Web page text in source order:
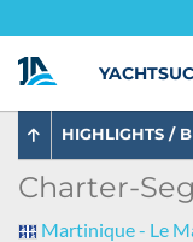
HIGHLIGHTS /
Charter-
Martinique - Le